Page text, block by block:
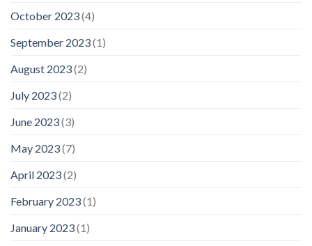
October 2023(4)
September 2023(1)
August 2023(2)
July 2023(2)
June 2023(3)
May 2023(7)
April 2023(2)
February 2023(1)
January 2023(1)